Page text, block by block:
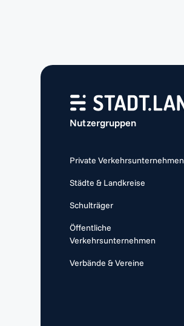
Nutzergruppen
Private Verkehrsunternehmen
Städte & Landkreise
Schulträger
Öffentliche
Verkehrsunternehmen
Verbände & Vereine